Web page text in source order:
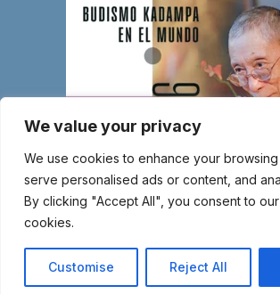
We value your privacy
We use cookies to enhance your
serve personalised ads or content, and
By clicking "Accept All", you consent to our
cookies.
Customise Reject All
© Copyright 2026 Entidad religiosa inscrita en el
con el número 1.044-SG – Miembro de la Nueva
Unión Internacional de Budismo